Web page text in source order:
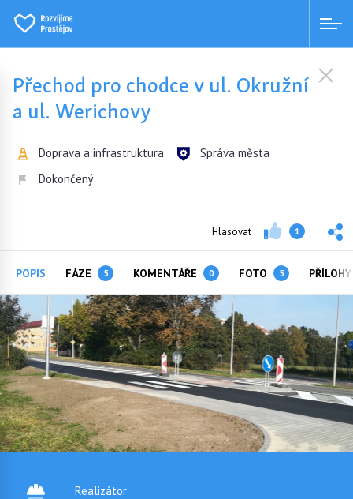
Přechod pro chodce v ul. Okružní
a ul. Werichovy
Doprava a infrastruktura
Správa města
Dokončený
Hlasovat 1
POPIS FÁZE 5 KOMENTÁŘE 0 FOTO 5
Realizátor